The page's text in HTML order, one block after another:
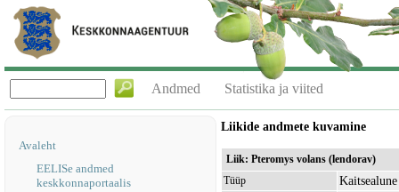
Andmed Statistika ja viited
Avaleht
EELISe andmed
keskkonnaportaalis
Liikide andmete kuvamine
Liik: Pteromys volans (lendorav)
Tüüp